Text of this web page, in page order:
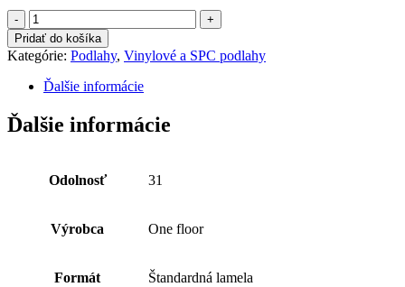
množstvo
SOLIDE
CLICK
30
013
Traditional
Oak
Greige
Pridať do košíka
Kategórie: Podlahy, Vinylové a SPC podlahy
Ďalšie informácie
Ďalšie informácie
Odolnosť 31
Výrobca One floor
Formát Štandardná lamela